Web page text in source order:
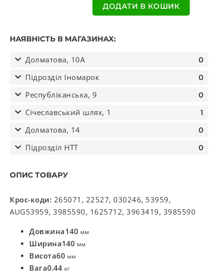
ДОДАТИ В КОШИК
НАЯВНІСТЬ В МАГАЗИНАХ:
Долматова, 10А 0
Підрозділ Іномарок 0
Республіканська, 9 0
Січеславський шлях, 1 1
Долматова, 14 0
Підрозділ НТТ 0
ОПИС ТОВАРУ
Крос-коди: 265071, 22527, 030246, 53959,
AUG53959, 3985590, 1625712, 3963419, 3985590
Довжина140 мм
Ширина140 мм
Висота60 мм
Вага0.44 кг